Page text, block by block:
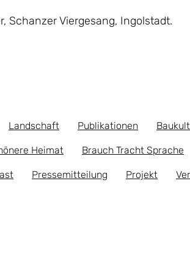
Schanzer Viergesang, Ingolstadt.
Landschaft Publikationen
Heimat Brauch Tracht Sprache
Pressemitteilung Projekt